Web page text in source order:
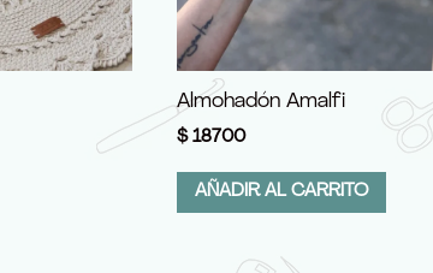
Almohadón Amalfi
$18700
AÑADIR AL CARRITO